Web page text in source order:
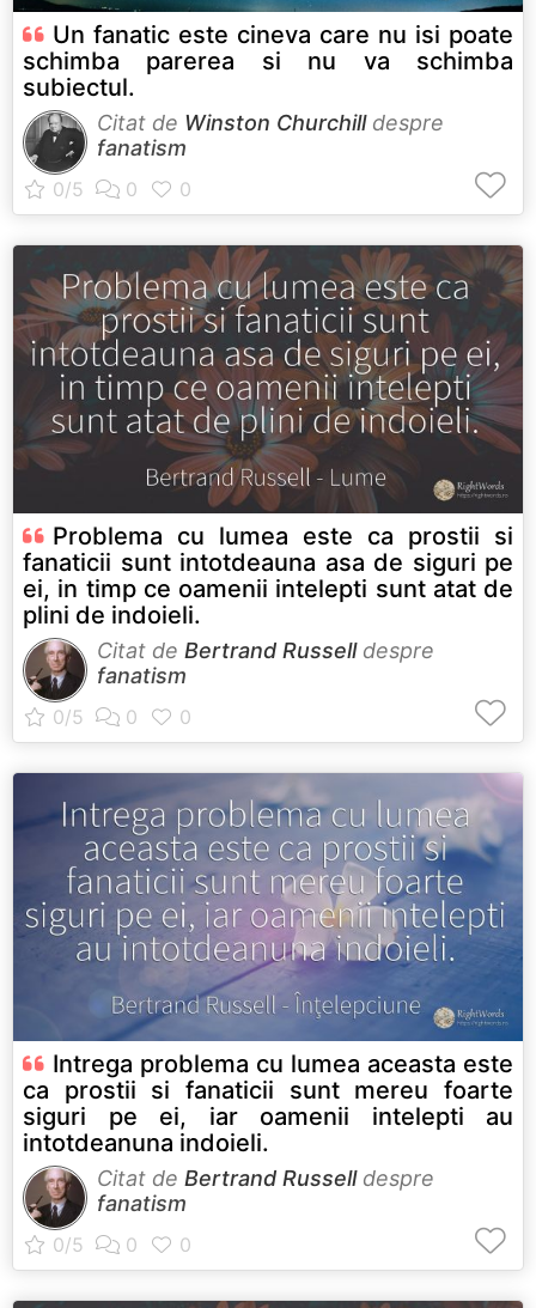
Un fanatic este cineva care nu isi poate
schimba parerea si nu va schimba
subiectul.
Citat de Winston Churchilldespre
fanatism
Problema cu lumea este ca prostii si
fanaticii sunt intotdeauna asa de siguri pe
ei, in timp ce oamenii intelepti sunt atat de
plini de indoieli.
Citat de Bertrand Russelldespre
fanatism
Intrega problema cu lumea aceasta este
ca prostii si fanaticii sunt mereu foarte
siguri pe ei, iar oamenii intelepti au
intotdeanuna indoieli.
Citat de Bertrand Russelldespre
fanatism